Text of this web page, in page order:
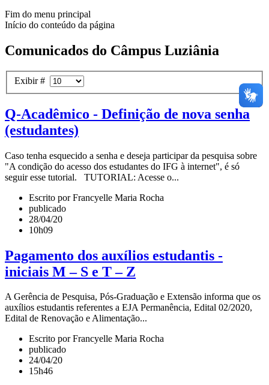
Fim do menu principal
Início do conteúdo da página
Comunicados do Câmpus Luziânia
Exibir #
Q-Acadêmico - Definição de nova senha
(estudantes)
Caso tenha esquecido a senha e deseja participar da pesquisa sobre
"A condição do acesso dos estudantes do IFG à internet", é só
seguir esse tutorial. TUTORIAL: Acesse o...
Escrito por Francyelle Maria Rocha
publicado
28/04/20
10h09
Pagamento dos auxílios estudantis -
iniciais M – S e T – Z
A Gerência de Pesquisa, Pós-Graduação e Extensão informa que os
auxílios estudantis referentes a EJA Permanência, Edital 02/2020,
Edital de Renovação e Alimentação...
Escrito por Francyelle Maria Rocha
publicado
24/04/20
15h46